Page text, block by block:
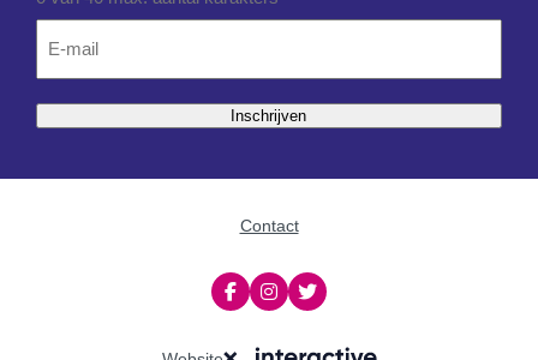
Inschrijven
Contact